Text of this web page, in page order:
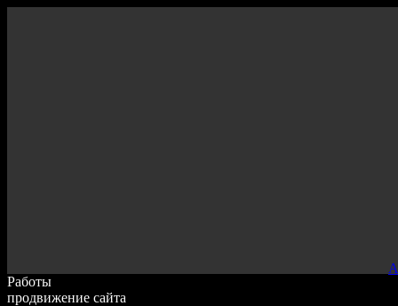
Работы
продвижение сайта